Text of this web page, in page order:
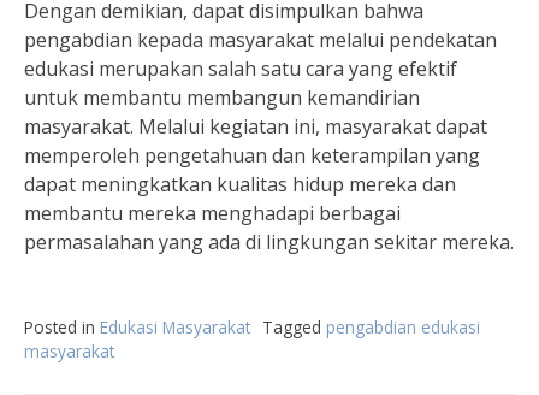
Dengan demikian, dapat disimpulkan bahwa
pengabdian kepada masyarakat melalui pendekatan
edukasi merupakan salah satu cara yang efektif
untuk membantu membangun kemandirian
masyarakat. Melalui kegiatan ini, masyarakat dapat
memperoleh pengetahuan dan keterampilan yang
dapat meningkatkan kualitas hidup mereka dan
membantu mereka menghadapi berbagai
permasalahan yang ada di lingkungan sekitar mereka.
Posted in Edukasi Masyarakat Tagged pengabdian edukasi
masyarakat